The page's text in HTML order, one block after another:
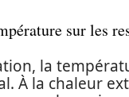
sur les
la
À la chaleur